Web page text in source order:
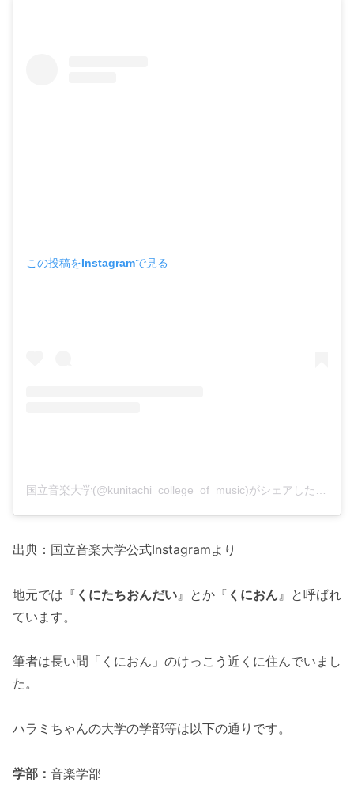
この投稿をInstagramで見る
出典：国立音楽大学公式Instagramより
地元では『 くにたちおんだい 』とか『 くにおん 』と呼ばれ
ています。
筆者は長い間「くにおん」のけっこう近くに住んでいまし
た。
ハラミちゃんの大学の学部等は以下の通りです。
学部： 音楽学部